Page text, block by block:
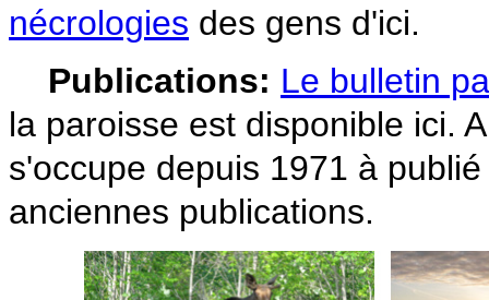
nécrologies des gens d'ici.
Publications: Le bulletin
la paroisse est disponible ici.
s'occupe depuis 1971 à
anciennes publications.